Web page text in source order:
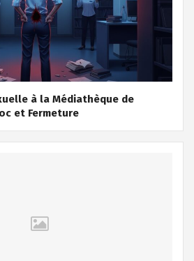
à la Médiathèque de
et Fermeture